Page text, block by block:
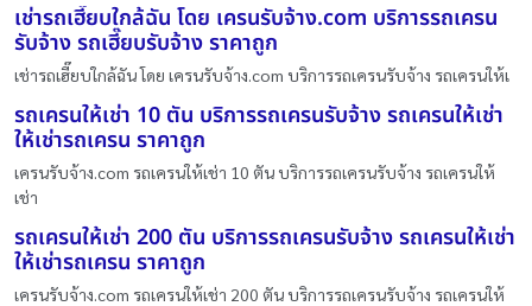
เช่ารถเฮี๊ยบใกล้ฉัน โดย เครนรับจ้าง.com บริการรถเครน
รับจ้าง รถเฮี๊ยบรับจ้าง ราคาถูก
เช่ารถเฮี๊ยบใกล้ฉัน โดย เครนรับจ้าง.com บริการรถเครนรับจ้าง รถเครนให้เ
รถเครนให้เช่า 10 ตัน บริการรถเครนรับจ้าง รถเครนให้เช่า
ให้เช่ารถเครน ราคาถูก
เครนรับจ้าง.com รถเครนให้เช่า 10 ตัน บริการรถเครนรับจ้าง รถเครนให้
เช่า
รถเครนให้เช่า 200 ตัน บริการรถเครนรับจ้าง รถเครนให้เช่า
ให้เช่ารถเครน ราคาถูก
เครนรับจ้าง.com รถเครนให้เช่า 200 ตัน บริการรถเครนรับจ้าง รถเครนให้